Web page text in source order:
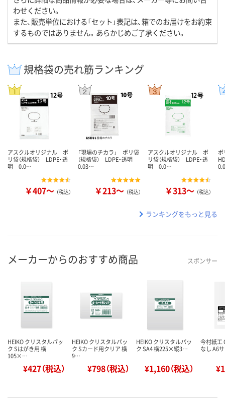
わせください。
また、販売単位における「セット」表記は、箱でのお届けをお約束
するものではありません。あらかじめご了承ください。
規格袋の売れ筋ランキング
アスクルオリジナル ポ
リ袋（規格袋） LDPE・透
明 0.0…
￥407～ （税込）
「現場のチカラ」 ポリ袋
（規格袋） LDPE・透明
0.03…
￥213～ （税込）
アスクルオリジナル ポ
リ袋（規格袋） LDPE・透
明 0.0…
￥313～ （税込）
ポ
ランキングをもっと見る
メーカーからのおすすめ商品 スポンサー
HEIKO クリスタルパッ
ク Sはがき用 横
105×…
¥427（税込）
HEIKO クリスタルパッ
ク Sカード用クリア 横
9…
¥798（税込）
HEIKO クリスタルパッ
ク SA4 横225×縦3…
¥1,160（税込）
今村紙工
なし A6